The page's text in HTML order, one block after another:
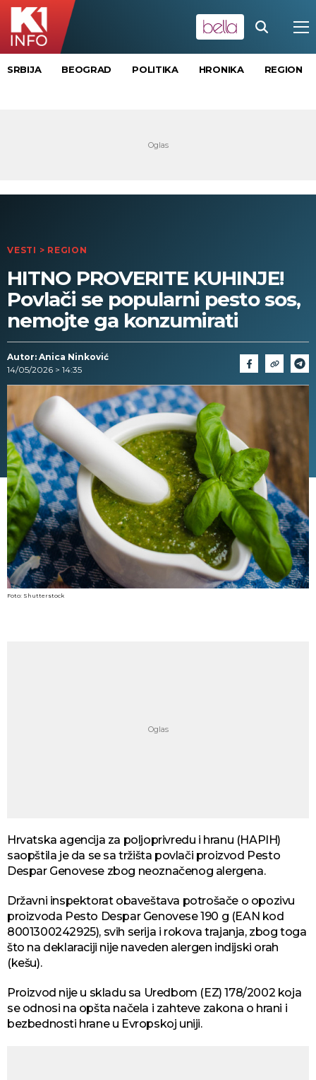
SRBIJA BEOGRAD POLITIKA HRONIKA REGION
VESTI > REGION
HITNO PROVERITE KUHINJE!
Povlači se popularni pesto sos,
nemojte ga konzumirati
Autor: Anica Ninković
14/05/2026 > 14:35
Foto: Shutterstock
Hrvatska agencija za poljoprivredu i hranu (HAPIH)
saopštila je da se sa tržišta povlači proizvod Pesto
Despar Genovese zbog neoznačenog alergena.
Državni inspektorat obaveštava potrošače o opozivu
proizvoda Pesto Despar Genovese 190 g (EAN kod
8001300242925), svih serija i rokova trajanja, zbog toga
što na deklaraciji nije naveden alergen indijski orah
(kešu).
Proizvod nije u skladu sa Uredbom (EZ) 178/2002 koja
se odnosi na opšta načela i zahteve zakona o hrani i
bezbednosti hrane u Evropskoj uniji.